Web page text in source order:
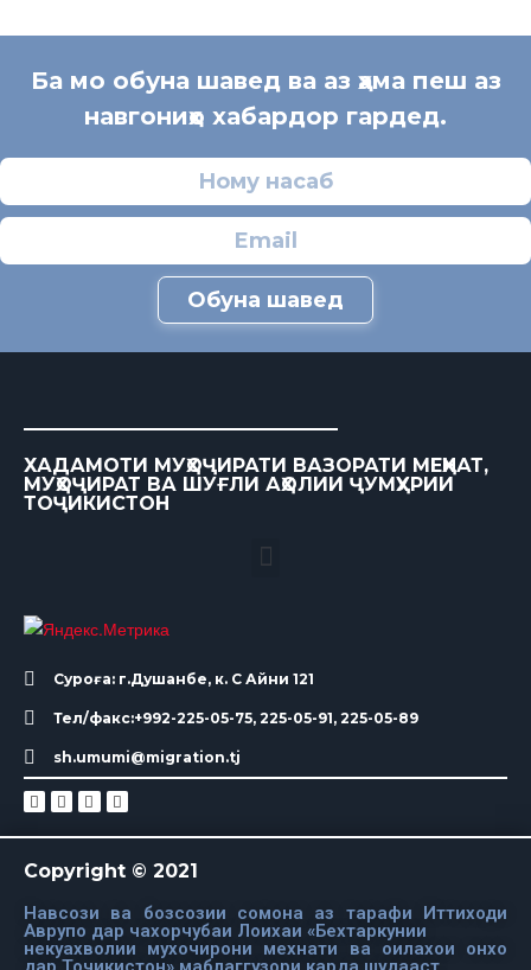
Ба мо обуна шавед ва аз ҳама пеш аз
навгониҳо хабардор гардед.
Обуна шавед
ХАДАМОТИ МУҲОҶИРАТИ ВАЗОРАТИ МЕҲНАТ,
МУҲОҶИРАТ ВА ШУҒЛИ АҲОЛИИ ҶУМҲУРИИ
ТОҶИКИСТОН
Суроға: г.Душанбе, к. С Айни 121
Тел/факс:+992-225-05-75, 225-05-91, 225-05-89
sh.umumi@migration.tj
Copyright © 2021
Навсози ва бозсозии сомона аз тарафи Иттиходи
Аврупо дар чахорчубаи Лоихаи «Бехтаркунии
некуахволии мухочирони мехнати ва оилахои онхо